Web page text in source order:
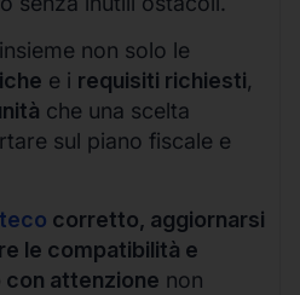
non solo le
e i requisiti richiesti,
che una scelta
sul piano fiscale e
corretto, aggiornarsi
le compatibilità e
attenzione non